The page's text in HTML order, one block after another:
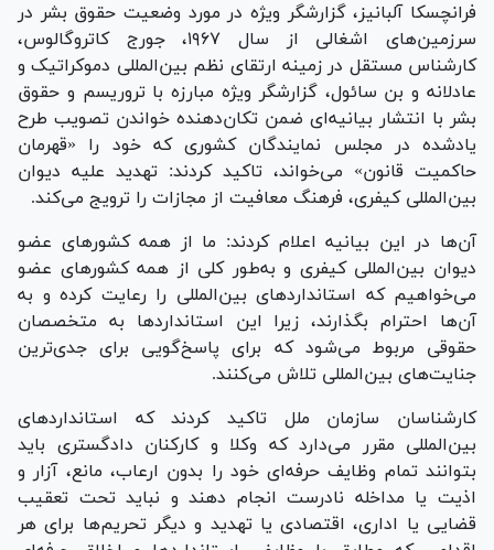
فرانچسکا آلبانیز، گزارشگر ویژه در مورد وضعیت حقوق بشر در
سرزمین‌های اشغالی از سال ۱۹۶۷، جورج کاتروگالوس،
کارشناس مستقل در زمینه ارتقای نظم بین‌المللی دموکراتیک و
عادلانه و بن سائول، گزارشگر ویژه مبارزه با تروریسم و حقوق
بشر با انتشار بیانیه‌ای ضمن تکان‌دهنده خواندن تصویب طرح
یادشده در مجلس نمایندگان کشوری که خود را «قهرمان
حاکمیت قانون» می‌خواند، تاکید کردند: تهدید علیه دیوان
بین‌المللی کیفری، فرهنگ معافیت از مجازات را ترویج می‌کند.
آن‌ها در این بیانیه اعلام کردند: ما از همه کشور‌های عضو
دیوان بین‌المللی کیفری و به‌طور کلی از همه کشور‌های عضو
می‌خواهیم که استاندارد‌های بین‌المللی را رعایت کرده و به
آن‌ها احترام بگذارند، زیرا این استاندارد‌ها به متخصصان
حقوقی مربوط می‌شود که برای پاسخ‌گویی برای جدی‌ترین
جنایت‌های بین‌المللی تلاش می‌کنند.
کارشناسان سازمان ملل تاکید کردند که استاندارد‌های
بین‌المللی مقرر می‌دارد که وکلا و کارکنان دادگستری باید
بتوانند تمام وظایف حرفه‌ای خود را بدون ارعاب، مانع، آزار و
اذیت یا مداخله نادرست انجام دهند و نباید تحت تعقیب
قضایی یا اداری، اقتصادی یا تهدید و دیگر تحریم‌ها برای هر